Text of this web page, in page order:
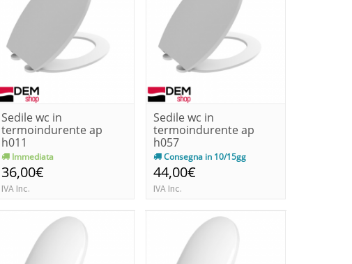
Sedile wc in
termoindurente ap
h011
Immediata
36,00€
IVA Inc.
Sedile wc in
termoindurente ap
h057
Consegna in 10/15gg
44,00€
IVA Inc.